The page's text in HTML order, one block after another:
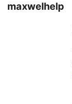
maxwelhelp